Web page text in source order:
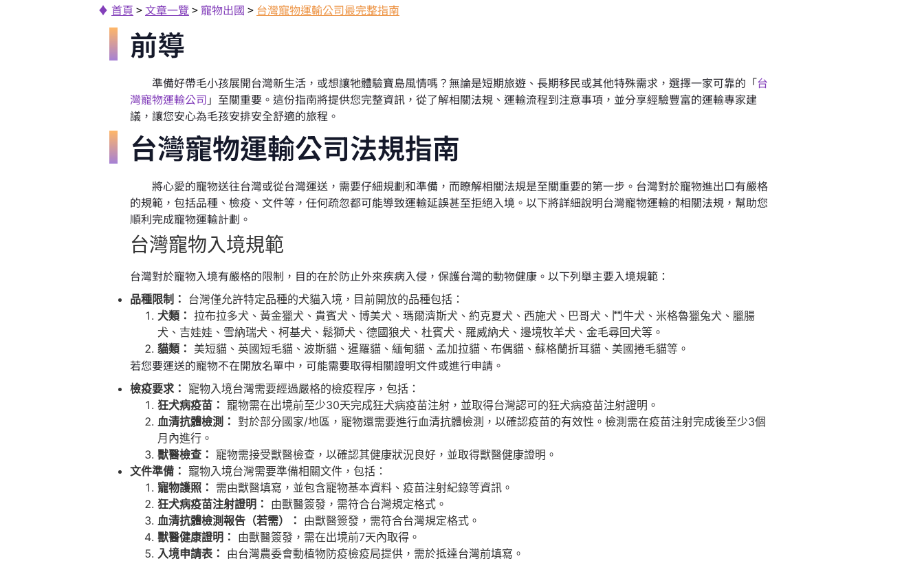
♦ 首頁 >文章一覽 > 寵物出國 > 台灣寵物運輸公司最完整指南
前導
準備好帶毛小孩展開台灣新生活，或想讓牠體驗寶島風情嗎？無論是短期旅遊、長期移民或其他特殊需求，選擇一家可靠的「台
灣寵物運輸公司 」至關重要。這份指南將提供您完整資訊，從了解相關法規、運輸流程到注意事項，並分享經驗豐富的運輸專家建
議，讓您安心為毛孩安排安全舒適的旅程。
台灣寵物運輸公司法規指南
將心愛的寵物送往台灣或從台灣運送，需要仔細規劃和準備，而瞭解相關法規是至關重要的第一步。台灣對於寵物進出口有嚴格
的規範，包括品種、檢疫、文件等，任何疏忽都可能導致運輸延誤甚至拒絕入境。以下將詳細說明台灣寵物運輸的相關法規，幫助您
順利完成寵物運輸計劃。
台灣寵物入境規範
台灣對於寵物入境有嚴格的限制，目的在於防止外來疾病入侵，保護台灣的動物健康。以下列舉主要入境規範：
品種限制： 台灣僅允許特定品種的犬貓入境，目前開放的品種包括：
犬類： 拉布拉多犬、黃金獵犬、貴賓犬、博美犬、瑪爾濟斯犬、約克夏犬、西施犬、巴哥犬、鬥牛犬、米格魯獵兔犬、臘腸
犬、吉娃娃、雪納瑞犬、柯基犬、鬆獅犬、德國狼犬、杜賓犬、羅威納犬、邊境牧羊犬、金毛尋回犬等。
貓類： 美短貓、英國短毛貓、波斯貓、暹羅貓、緬甸貓、孟加拉貓、布偶貓、蘇格蘭折耳貓、美國捲毛貓等。
若您要運送的寵物不在開放名單中，可能需要取得相關證明文件或進行申請。
檢疫要求： 寵物入境台灣需要經過嚴格的檢疫程序，包括：
狂犬病疫苗： 寵物需在出境前至少30天完成狂犬病疫苗注射，並取得台灣認可的狂犬病疫苗注射證明。
血清抗體檢測： 對於部分國家/地區，寵物還需要進行血清抗體檢測，以確認疫苗的有效性。檢測需在疫苗注射完成後至少3個
月內進行。
獸醫檢查： 寵物需接受獸醫檢查，以確認其健康狀況良好，並取得獸醫健康證明。
文件準備： 寵物入境台灣需要準備相關文件，包括：
寵物護照： 需由獸醫填寫，並包含寵物基本資料、疫苗注射紀錄等資訊。
狂犬病疫苗注射證明： 由獸醫簽發，需符合台灣規定格式。
血清抗體檢測報告（若需）： 由獸醫簽發，需符合台灣規定格式。
獸醫健康證明： 由獸醫簽發，需在出境前7天內取得。
入境申請表： 由台灣農委會動植物防疫檢疫局提供，需於抵達台灣前填寫。